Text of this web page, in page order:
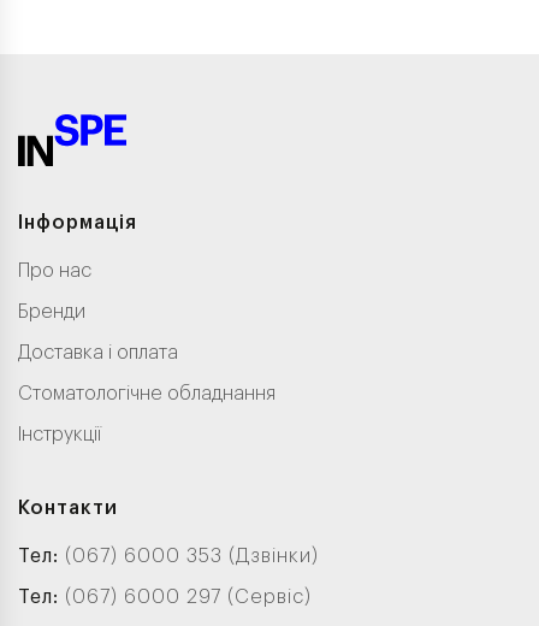
Інформація
Про нас
Бренди
Доставка і оплата
Стоматологічне обладнання
Інструкції
Контакти
Тел: (067) 6000 353 (Дзвінки)
Тел: (067) 6000 297 (Сервіс)